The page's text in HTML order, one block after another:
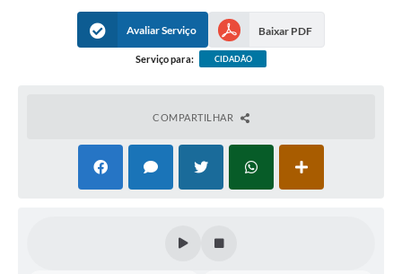
Empreendedor
Plano Municipal de Retomada das Aulas Presenciais
Avaliar Serviço Baixar PDF
Serviço para: CIDADÃO
COMPARTILHAR